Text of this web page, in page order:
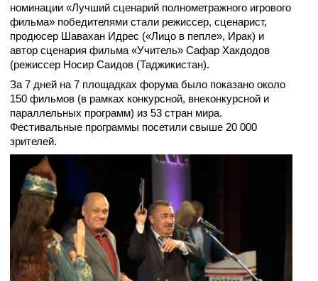
номинации «Лучший сценарий полнометражного игрового
фильма» победителями стали режиссер, сценарист,
продюсер Шавахан Идрес («Лицо в пепле», Ирак) и
автор сценария фильма «Учитель» Сафар Хакдодов
(режиссер Носир Саидов (Таджикистан).
За 7 дней на 7 площадках форума было показано около
150 фильмов (в рамках конкурсной, внеконкурсной и
параллельных программ) из 53 стран мира.
Фестивальные программы посетили свыше 20 000
зрителей.